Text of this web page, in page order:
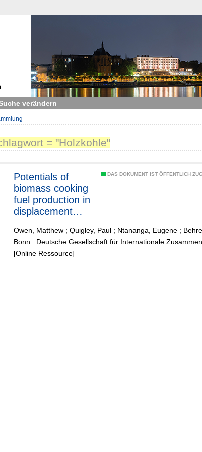
verändern
= "Holzkohle"
DAS DOKUMENT IST ÖFFENTLICH
Potentials of
biomass cooking
fuel production in
displacement
Owen, Matthew ; Quigley, Paul ; Ntananga, Eugene ;
Bonn : Deutsche Gesellschaft für Internationale
[Online Ressource]